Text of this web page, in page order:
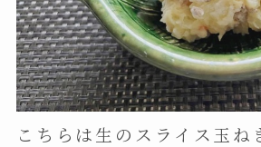
こちらは生のスライス玉ね